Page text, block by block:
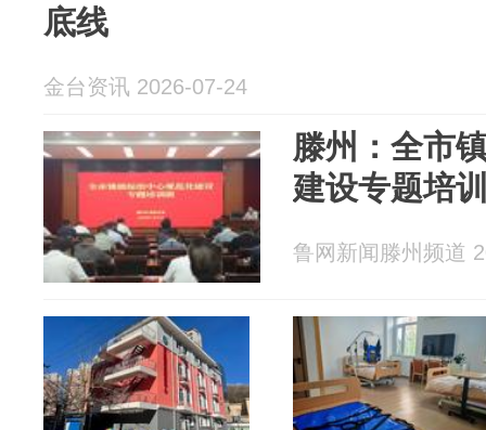
底线
金台资讯 2026-07-24
滕州：全市
建设专题培
鲁网新闻滕州频道